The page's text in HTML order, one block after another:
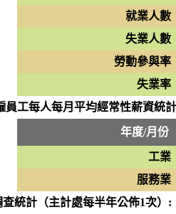
就業人數
失業人數
勞動參與率
失業率
員工每人每月平均經常性薪資統
年度/月份
工業
服務業
統計（主計處每半年公佈1次）: